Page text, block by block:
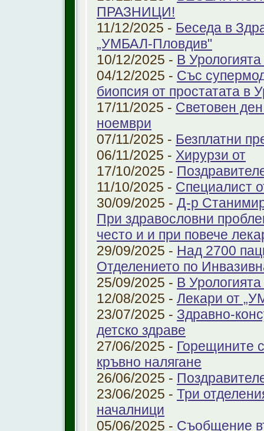
ПРАЗНИЦИ!
11/12/2025 - Беседа в
„УМБАЛ-Пловдив"
10/12/2025 - В
04/12/2025 - Със
биопсия от простатата в
17/11/2025 - Световен
ноември
07/11/2025 - Безплатни
06/11/2025 - Хирурзи от
17/10/2025 -
11/10/2025 - Специалист
30/09/2025 - Д-р
При здравословни
често и и при повече
29/09/2025 - Над 2700
Отделението по
25/09/2025 - В
12/08/2025 - Лекари от
23/07/2025 - Здравно-
детско здраве
27/06/2025 - Горещините
кръвно налягане
26/06/2025 -
23/06/2025 - Три
началници
05/06/2025 - Съобщение